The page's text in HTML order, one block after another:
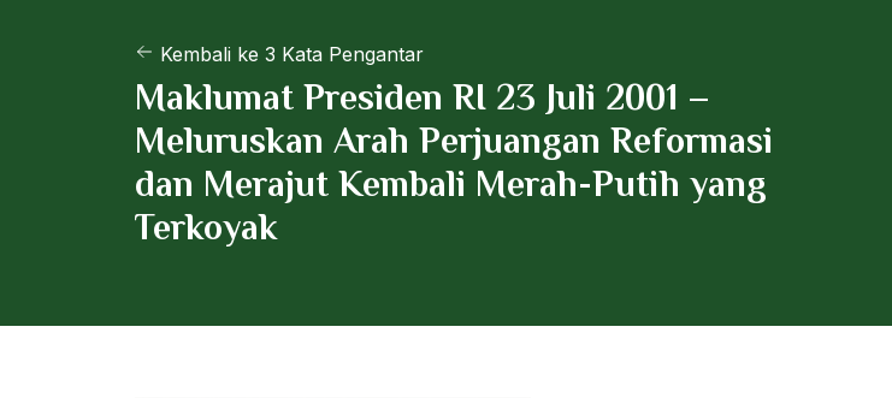
Kembali ke 3 Kata Pengantar
Maklumat Presiden RI 23 Juli 2001 –
Meluruskan Arah Perjuangan Reformasi
dan Merajut Kembali Merah-Putih yang
Terkoyak